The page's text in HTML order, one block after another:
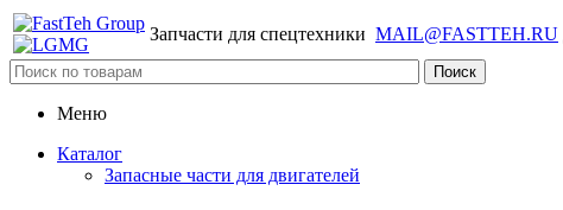
Запчасти для спецтехники MAIL@FASTTEH.RU
Меню
Каталог
Запасные части для двигателей